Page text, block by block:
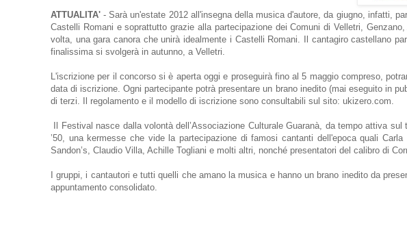
ATTUALITA' - Sarà un'estate 2012 all'insegna della musica d'autore, da giugno, infatti,
Castelli Romani e soprattutto grazie alla partecipazione dei Comuni di Velletri,
volta, una gara canora che unirà idealmente i Castelli Romani. Il cantagiro castellano
finalissima si svolgerà in autunno, a Velletri.
L'iscrizione per il concorso si è aperta oggi e proseguirà fino al 5 maggio compreso,
data di iscrizione. Ogni partecipante potrà presentare un brano inedito (mai eseguito in
di terzi. Il regolamento e il modello di iscrizione sono consultabili sul sito: ukizero.com.
Il Festival nasce dalla volontà dell’Associazione Culturale Guaranà, da tempo attiva
’50, una kermesse che vide la partecipazione di famosi cantanti dell'epoca quali
Sandon’s, Claudio Villa, Achille Togliani e molti altri, nonché presentatori del calibro di
I gruppi, i cantautori e tutti quelli che amano la musica e hanno un brano inedito da
appuntamento consolidato.